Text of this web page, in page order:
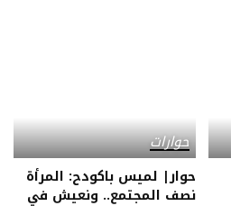
حوارات
حوار| لميس باكودح: المرأة
نصف المجتمع.. ونعيش في